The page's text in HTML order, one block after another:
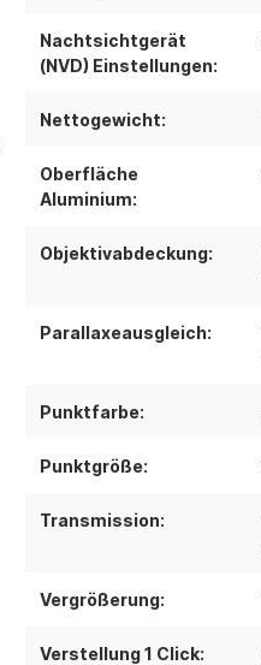
Nachtsichtgerät
(NVD) Einstellungen:
Nettogewicht:
Oberfläche
Aluminium:
Objektivabdeckung:
Parallaxeausgleich:
Punktfarbe:
Punktgröße:
Transmission:
Vergrößerung:
Verstellung 1 Click: